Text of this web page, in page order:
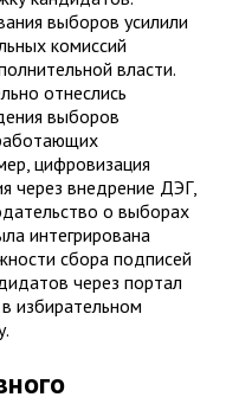
выборов усилили
комиссий
власти.
отнеслись
выборов
цифровизация
через внедрение ДЭГ,
о выборах
интегрирована
сбора подписей
через портал
в избирательном